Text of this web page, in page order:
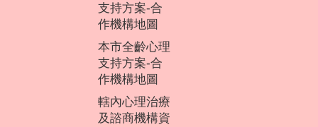
支持方案-合
作機構地圖
本市全齡心理
支持方案-合
作機構地圖
轄內心理治療
及諮商機構資